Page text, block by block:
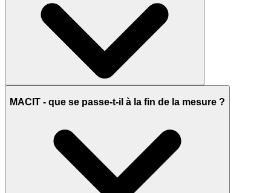
MACIT - que se passe-t-il à la fin de la mesure ?